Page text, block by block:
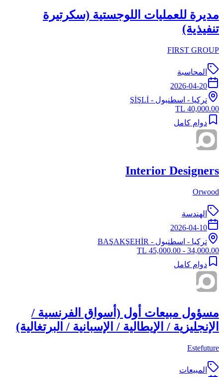
مديرة للعمليات اللوجستية (سكرتيرة
تنفيذية)
FIRST GROUP
المحاسبة
2026-04-20
تركيا - اسطنبول - ŞİŞLİ
40,000.00 TL
دوام كامل
Interior Designers
Orwood
الهندسة
2026-04-10
تركيا - اسطنبول - BAŞAKŞEHİR
34,000.00 - 45,000.00 TL
دوام كامل
مسؤول مبيعات أول (أسواق الفرنسية /
الإنجليزية / الإيطالية / الإسبانية / البرتغالية)
Estefuture
المبيعات